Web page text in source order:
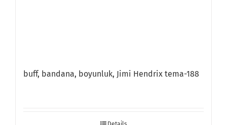
buff, bandana, boyunluk, Jimi Hendrix tema-188